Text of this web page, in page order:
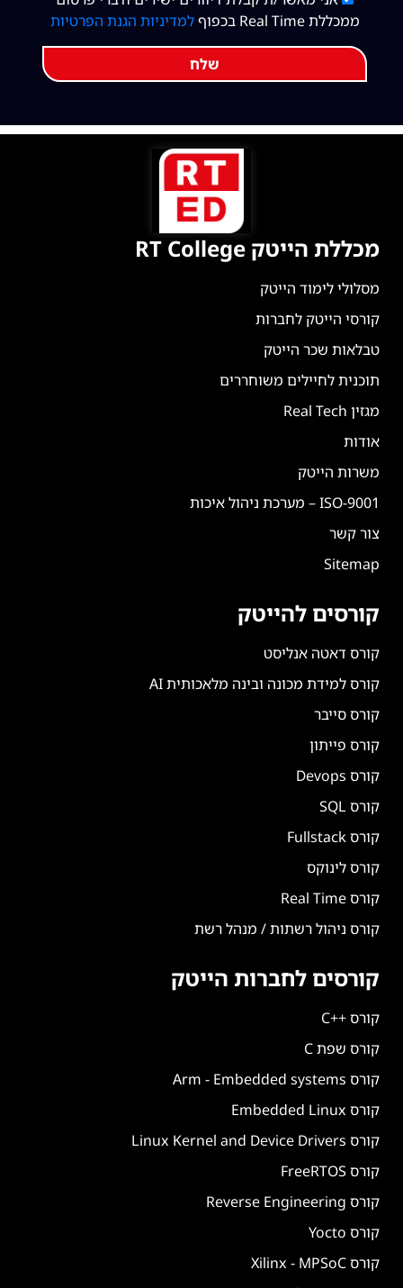
ממכללת Real Time בכפוף
למדיניות הגנת הפרטיות
שלח
מכללת הייטק RT College
מסלולי לימוד הייטק
קורסי הייטק לחברות
טבלאות שכר הייטק
תוכנית לחיילים משוחררים
מגזין Real Tech
אודות
משרות הייטק
ISO-9001 – מערכת ניהול איכות
צור קשר
Sitemap
קורסים להייטק
קורס דאטה אנליסט
קורס למידת מכונה ובינה מלאכותית AI
קורס סייבר
קורס פייתון
קורס Devops
קורס SQL
קורס Fullstack
קורס לינוקס
קורס Real Time
קורס ניהול רשתות / מנהל רשת
קורסים לחברות הייטק
קורס ++C
קורס שפת C
קורס Arm - Embedded systems
קורס Embedded Linux
קורס Linux Kernel and Device Drivers
קורס FreeRTOS
קורס Reverse Engineering
קורס Yocto
קורס Xilinx - MPSoC